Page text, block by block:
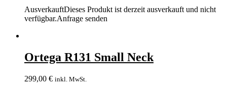
AusverkauftDieses Produkt ist derzeit ausverkauft und nicht
verfügbar.Anfrage senden
Ortega R131 Small Neck
299,00 € inkl. MwSt.